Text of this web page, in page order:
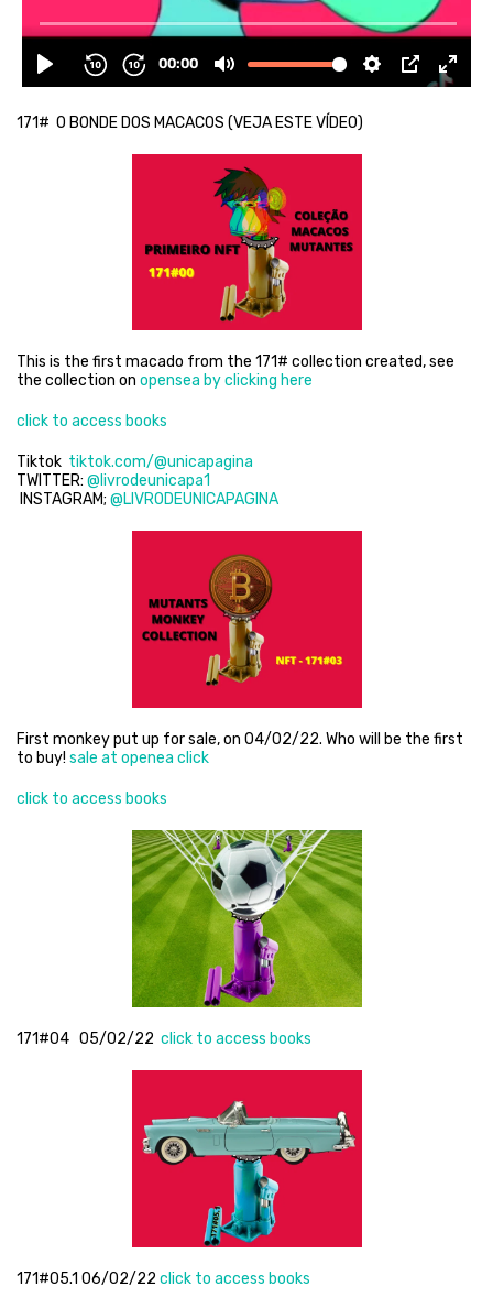
171# O BONDE DOS MACACOS (VEJA ESTE VÍDEO)
This is the first macado from the 171# collection created, see
the collection on opensea by clicking here
click to access books
Tiktok tiktok.com/@unicapagina
TWITTER: @livrodeunicapa1
INSTAGRAM; @LIVRODEUNICAPAGINA
First monkey put up for sale, on 04/02/22. Who will be the first
to buy! sale at openea click
click to access books
171#04 05/02/22 click to access books
171#05.1 06/02/22 click to access books